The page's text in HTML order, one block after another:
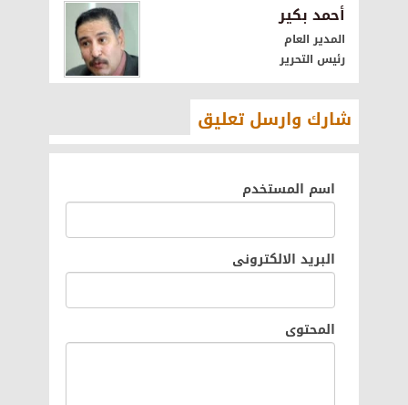
أحمد بكير
المدير العام
رئيس التحرير
شارك وارسل تعليق
اسم المستخدم
البريد الالكترونى
المحتوى